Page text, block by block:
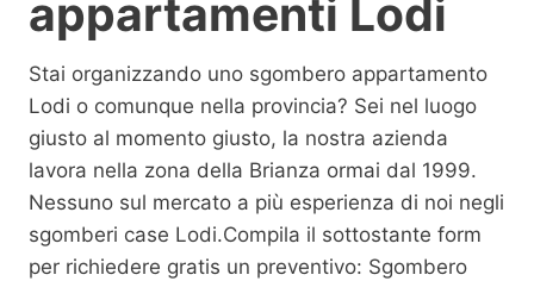
appartamenti Lodi
Stai organizzando uno sgombero appartamento
Lodi o comunque nella provincia? Sei nel luogo
giusto al momento giusto, la nostra azienda
lavora nella zona della Brianza ormai dal 1999.
Nessuno sul mercato a più esperienza di noi negli
sgomberi case Lodi.Compila il sottostante form
per richiedere gratis un preventivo: Sgombero